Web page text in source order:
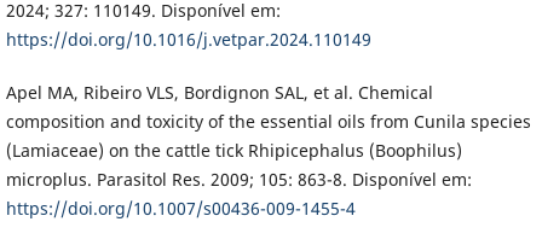
2024; 327: 110149. Disponível em:
https://doi.org/10.1016/j.vetpar.2024.110149
Apel MA, Ribeiro VLS, Bordignon SAL, et al. Chemical
composition and toxicity of the essential oils from Cunila species
(Lamiaceae) on the cattle tick Rhipicephalus (Boophilus)
microplus. Parasitol Res. 2009; 105: 863-8. Disponível em:
https://doi.org/10.1007/s00436-009-1455-4